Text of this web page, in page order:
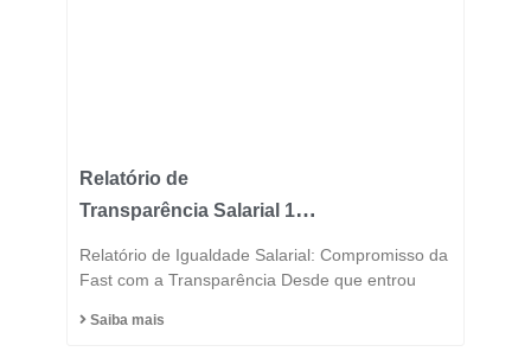
Relatório de
Transparência Salarial 1º
Relatório de Igualdade Salarial: Compromisso da
Fast com a Transparência Desde que entrou
Saiba mais